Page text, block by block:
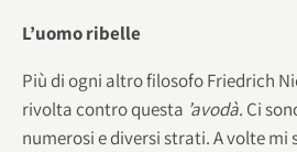
L’uomo ribelle
Più di ogni altro filosofo Friedrich
rivolta contro questa ’avodà. Ci
numerosi e diversi strati. A volte mi